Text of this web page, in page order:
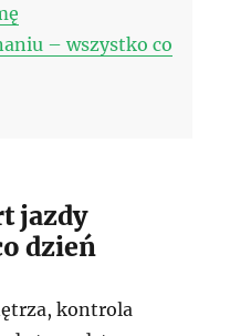
– wszystko co
jazdy
dzień
kontrola